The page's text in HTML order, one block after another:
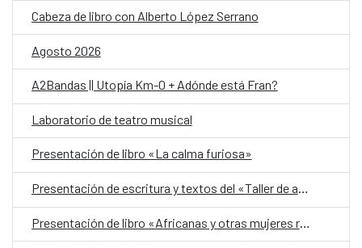
Cabeza de libro con Alberto López Serrano
Agosto 2026
A2Bandas || Utopía Km-0 + Adónde está Fran?
Laboratorio de teatro musical
Presentación de libro «La calma furiosa»
Presentación de escritura y textos del «Taller de autobiografía para mujeres 70+»
Presentación de libro «Africanas y otras mujeres racializadas»